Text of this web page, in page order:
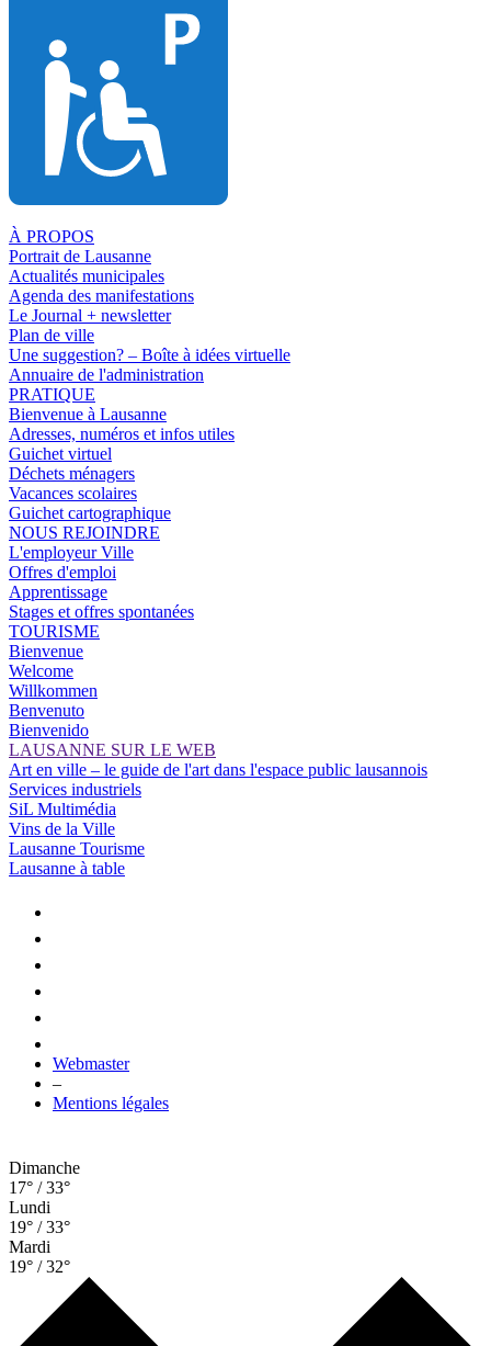
À PROPOS
Portrait de Lausanne
Actualités municipales
Agenda des manifestations
Le Journal + newsletter
Plan de ville
Une suggestion? – Boîte à idées virtuelle
Annuaire de l'administration
PRATIQUE
Bienvenue à Lausanne
Adresses, numéros et infos utiles
Guichet virtuel
Déchets ménagers
Vacances scolaires
Guichet cartographique
NOUS REJOINDRE
L'employeur Ville
Offres d'emploi
Apprentissage
Stages et offres spontanées
TOURISME
Bienvenue
Welcome
Willkommen
Benvenuto
Bienvenido
LAUSANNE SUR LE WEB
Art en ville – le guide de l'art dans l'espace public lausannois
Services industriels
SiL Multimédia
Vins de la Ville
Lausanne Tourisme
Lausanne à table
Webmaster
–
Mentions légales
Dimanche
17° / 33°
Lundi
19° / 33°
Mardi
19° / 32°